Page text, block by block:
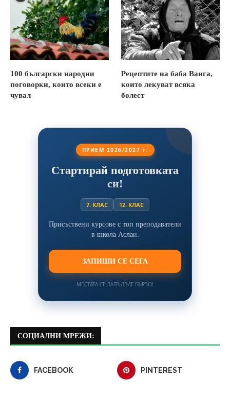
100 български народни
поговорки, които всеки е
чувал
Рецептите на баба Ванга,
които лекуват всяка
болест
ПРИЕМ 2026/2027 г.
Стартирай подготовката
си!
7. КЛАС 12. КЛАС
Присъствени курсове с топ преподаватели
в школа Аслан.
ЗАПИШИ СЕ СЕГА
МЕСТАТА СЕ ЗАПЪЛВАТ БЪРЗО!
СОЦИАЛНИ МРЕЖИ:
FACEBOOK PINTEREST